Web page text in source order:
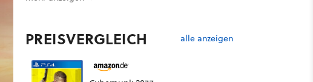
PREISVERGLEICH alle anzeigen